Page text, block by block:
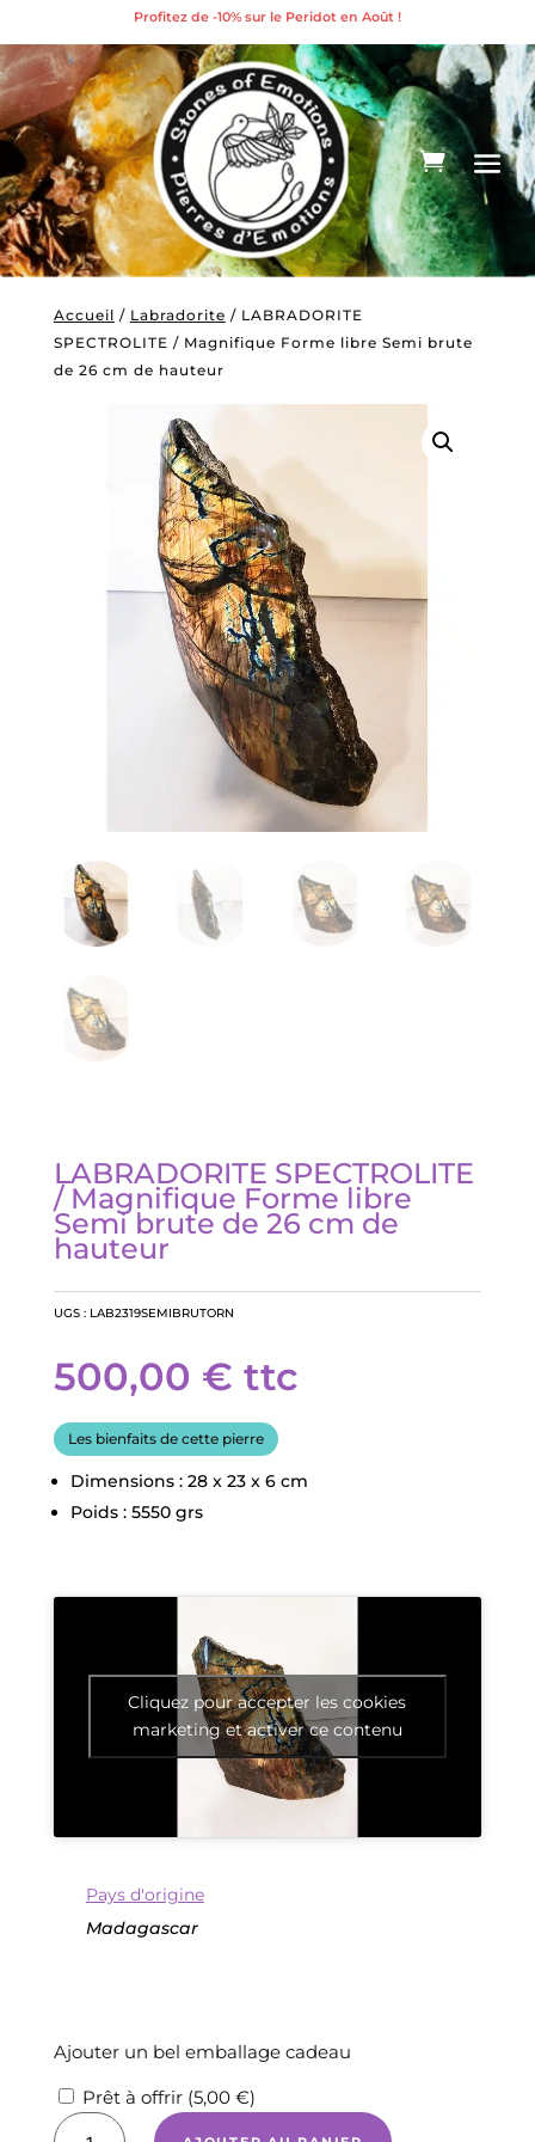
Profitez de -10% sur le Peridot en Août !
Accueil / Labradorite / LABRADORITE
SPECTROLITE / Magnifique Forme libre Semi brute
de 26 cm de hauteur
LABRADORITE SPECTROLITE
/ Magnifique Forme libre
Semi brute de 26 cm de
hauteur
UGS : LAB2319SEMIBRUTORN
500,00 € ttc
Les bienfaits de cette pierre
Dimensions : 28 x 23 x 6 cm
Poids : 5550 grs
Cliquez pour accepter les cookies
marketing et activer ce contenu
Pays d'origine
Madagascar
Ajouter un bel emballage cadeau
Prêt à offrir (5,00 €)
quantité